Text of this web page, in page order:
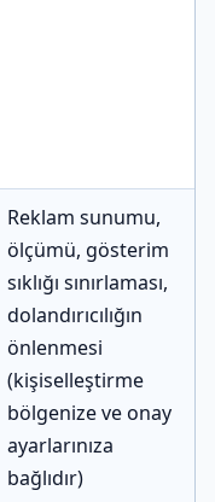
Reklam sunumu,
ölçümü, gösterim
sıklığı sınırlaması,
dolandırıcılığın
önlenmesi
(kişiselleştirme
bölgenize ve onay
ayarlarınıza
bağlıdır)